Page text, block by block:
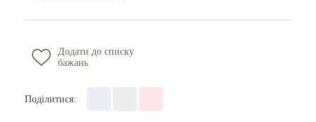
Додати до списку
бажань
Поділитися: